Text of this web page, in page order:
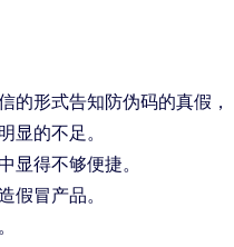
的形式告知防伪码的真假，
显的不足。
显得不够便捷。
假冒产品。